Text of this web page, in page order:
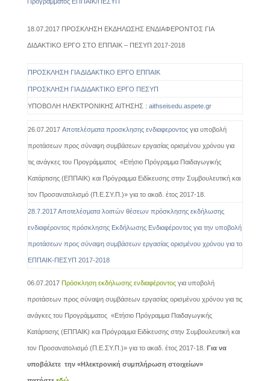
18.07.2017 ΠΡΟΣΚΛΗΣΗ ΕΚΔΗΛΩΣΗΣ ΕΝΔΙΑΦΕΡΟΝΤΟΣ ΓΙΑ
ΔΙΔΑΚΤΙΚΟ ΕΡΓΟ ΣΤΟ ΕΠΠΑΙΚ – ΠΕΣΥΠ 2017-2018
ΠΡΟΣΚΛΗΣΗ ΓΙΑ ΔΙΔΑΚΤΙΚΟ ΕΡΓΟ ΕΠΠΑΙΚ
ΠΡΟΣΚΛΗΣΗ ΓΙΑ ΔΙΔΑΚΤΙΚΟ ΕΡΓΟ ΠΕΣΥΠ
ΥΠΟΒΟΛΗ ΗΛΕΚΤΡΟΝΙΚΗΣ ΑΙΤΗΣΗΣ : aithseisedu.aspete.gr
26.07.2017Αποτελέσματα προσκλησης ενδιαφεροντοςγια υποβολή
προτάσεων προς σύναψη συμβάσεων εργασίας ορισμένου χρόνου για
τις ανάγκες του Προγράμματος «Ετήσιο Πρόγραμμα Παιδαγωγικής
Κατάρτισης (ΕΠΠΑΙΚ) και Πρόγραμμα Ειδίκευσης στην Συμβουλευτική και
τον Προσανατολισμό (Π.Ε.ΣΥ.Π.)» για το ακαδ. έτος 2017-18.
28.7.2017 Αποτελέσματα λοιπών θέσεων πρόσκλησης εκδήλωσης
ενδιαφέροντος πρόσκλησης Εκδήλωσης Ενδιαφέροντος για την υποβολή
προτάσεων προς σύναψη συμβάσεων εργασίας ορισμένου χρόνου για το
ΕΠΠΑΙΚ-ΠΕΣΥΠ 2017-2018
06.07.2017 Πρόσκληση εκδήλωσης ενδιαφέροντοςγια υποβολή
προτάσεων προς σύναψη συμβάσεων εργασίας ορισμένου χρόνου για τις
ανάγκες του Προγράμματος «Ετήσιο Πρόγραμμα Παιδαγωγικής
Κατάρτισης (ΕΠΠΑΙΚ) και Πρόγραμμα Ειδίκευσης στην Συμβουλευτική και
τον Προσανατολισμό (Π.Ε.ΣΥ.Π.)» για το ακαδ. έτος 2017-18. Για να
υποβάλετε την «Ηλεκτρονική συμπλήρωση στοιχείων»